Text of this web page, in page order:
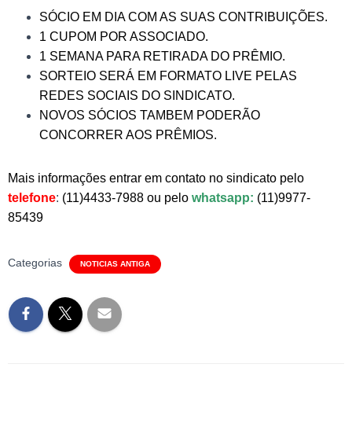
SÓCIO EM DIA COM AS SUAS CONTRIBUIÇÕES.
1 CUPOM POR ASSOCIADO.
1 SEMANA PARA RETIRADA DO PRÊMIO.
SORTEIO SERÁ EM FORMATO LIVE PELAS
REDES SOCIAIS DO SINDICATO.
NOVOS SÓCIOS TAMBEM PODERÃO
CONCORRER AOS PRÊMIOS.
Mais informações entrar em contato no sindicato pelo
telefone: (11)4433-7988 ou pelo whatsapp: (11)9977-
85439
Categorias NOTICIAS ANTIGA